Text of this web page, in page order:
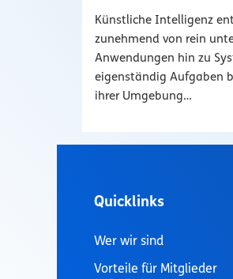
Künstliche Intelligenz
zunehmend von rein
Anwendungen hin zu
eigenständig Aufgaben
ihrer Umgebung…
Quicklinks
Wer wir sind
Vorteile für Mitglieder